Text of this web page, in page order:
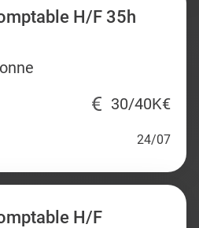
H/F 35h
30/40K€
24/07
H/F